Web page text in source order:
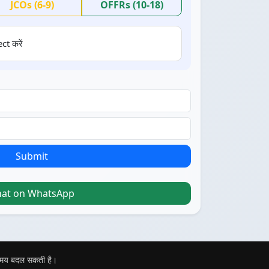
JCOs (6-9) OFFRs (10-18)
करें
Submit
on WhatsApp
बदल सकती है।